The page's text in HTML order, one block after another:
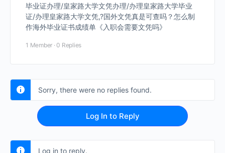
毕业证办理/皇家路大学文凭办理/办理皇家路大学毕业
证/办理皇家路大学文凭,?国外文凭真是可查吗？怎么制
作海外毕业证书成绩单《入职会需要文凭吗》
1 Member · 0 Replies
Sorry, there were no replies found.
Log In to Reply
Log in to reply.